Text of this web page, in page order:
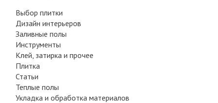
Выбор плитки
Дизайн интерьеров
Заливные полы
Инструменты
Клей, затирка и прочее
Плитка
Статьи
Теплые полы
Укладка и обработка материалов